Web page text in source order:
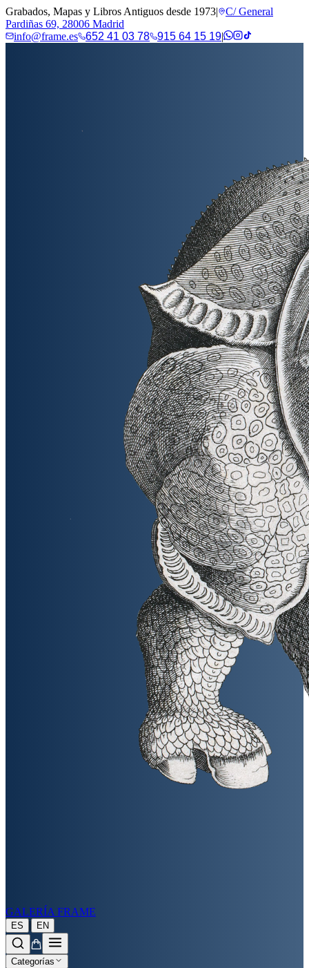
Grabados, Mapas y Libros Antiguos desde 1973|
C/ General
Pardiñas 69, 28006 Madrid
info@frame.es
652 41 03 78 915 64 15 19|
GALERÍA FRAME
ES | EN
Categorías